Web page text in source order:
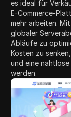
es ideal für
E-Commerce-
mehr arbeiten.
globaler
Abläufe zu
Kosten zu
und eine
werden.